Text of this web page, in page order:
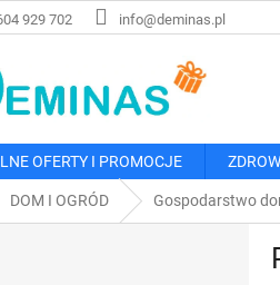
929 702 info@deminas.pl
OFERTY I PROMOCJE
DOM I OGRÓD Gospodarstwo